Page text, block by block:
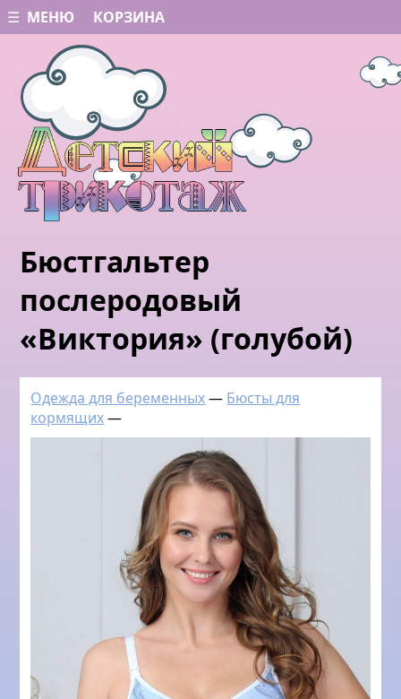
☰ МЕНЮ КОРЗИНА
Бюстгальтер
послеродовый
«Виктория» (голубой)
Одежда для беременных— Бюсты для
кормящих—